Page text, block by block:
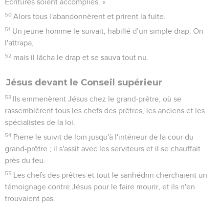
Ecritures soient accomplies. »
50 Alors tous l'abandonnèrent et prirent la fuite.
51 Un jeune homme le suivait, habillé d’un simple drap. On
l'attrapa,
52 mais il lâcha le drap et se sauva tout nu.
Jésus devant le Conseil supérieur
53 Ils emmenèrent Jésus chez le grand-prêtre, où se
rassemblèrent tous les chefs des prêtres, les anciens et les
spécialistes de la loi.
54 Pierre le suivit de loin jusqu'à l'intérieur de la cour du
grand-prêtre ; il s'assit avec les serviteurs et il se chauffait
près du feu.
55 Les chefs des prêtres et tout le sanhédrin cherchaient un
témoignage contre Jésus pour le faire mourir, et ils n'en
trouvaient pas.